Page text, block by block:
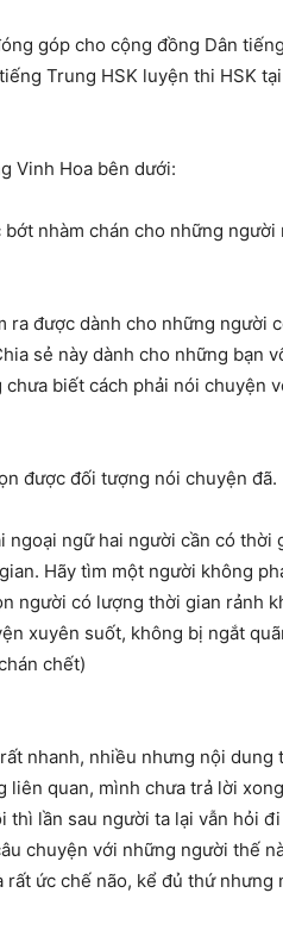
góp cho cộng đồng Dân
Trung HSK luyện thi HSK
Vinh Hoa bên dưới:
nhàm chán cho những
được dành cho những người
sẻ này dành cho những bạn
biết cách phải nói chuyện
được đối tượng nói chuyện đã.
ngữ hai người cần có thời
Hãy tìm một người không
người có lượng thời gian rảnh
xuyên suốt, không bị ngắt
chết)
nhanh, nhiều nhưng nội dung
quan, mình chưa trả lời
thì lần sau người ta lại vẫn hỏi
chuyện với những người thế
ức chế não, kể đủ thứ nhưng